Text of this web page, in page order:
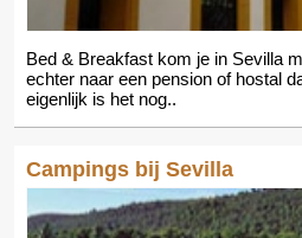
Bed & Breakfast kom je in Sevilla
echter naar een pension of hostal
eigenlijk is het nog..
Campings bij Sevilla